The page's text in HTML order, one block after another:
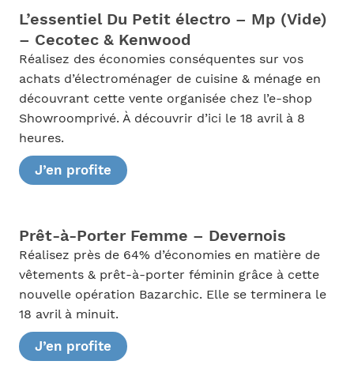
L’essentiel Du Petit électro – Mp (Vide)
– Cecotec & Kenwood
Réalisez des économies conséquentes sur vos
achats d’électroménager de cuisine & ménage en
découvrant cette vente organisée chez l’e-shop
Showroomprivé. À découvrir d’ici le 18 avril à 8
heures.
J’en profite
Prêt-à-Porter Femme – Devernois
Réalisez près de 64% d’économies en matière de
vêtements & prêt-à-porter féminin grâce à cette
nouvelle opération Bazarchic. Elle se terminera le
18 avril à minuit.
J’en profite